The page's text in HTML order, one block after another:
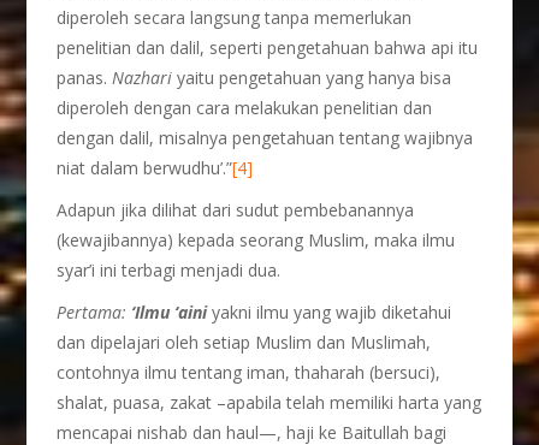
diperoleh secara langsung tanpa memerlukan
penelitian dan dalil, seperti pengetahuan bahwa api itu
panas.Nazhari yaitu pengetahuan yang hanya bisa
diperoleh dengan cara melakukan penelitian dan
dengan dalil, misalnya pengetahuan tentang wajibnya
niat dalam berwudhu’.”[4]
Adapun jika dilihat dari sudut pembebanannya
(kewajibannya) kepada seorang Muslim, maka ilmu
syar’i ini terbagi menjadi dua.
Pertama: ‘Ilmu ‘ainiyakni ilmu yang wajib diketahui
dan dipelajari oleh setiap Muslim dan Muslimah,
contohnya ilmu tentang iman, thaharah (bersuci),
shalat, puasa, zakat –apabila telah memiliki harta yang
mencapai nishab dan haul—, haji ke Baitullah bagi